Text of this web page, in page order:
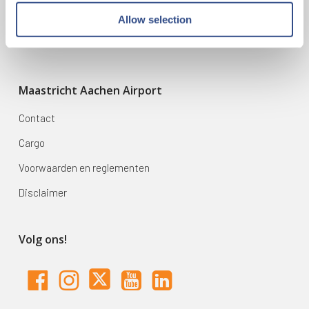
Allow selection
Maastricht Aachen Airport
Contact
Cargo
Voorwaarden en reglementen
Disclaimer
Volg ons!